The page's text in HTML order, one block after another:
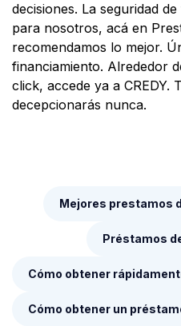
decisiones. La seguridad
para nosotros, acá en
recomendamos lo mejor.
financiamiento. Alrededor
click, accede ya a CREDY.
decepcionarás nunca.
Mejores prestamos
Préstamos
Cómo obtener
pesos sin complicaciones
Cómo obtener un